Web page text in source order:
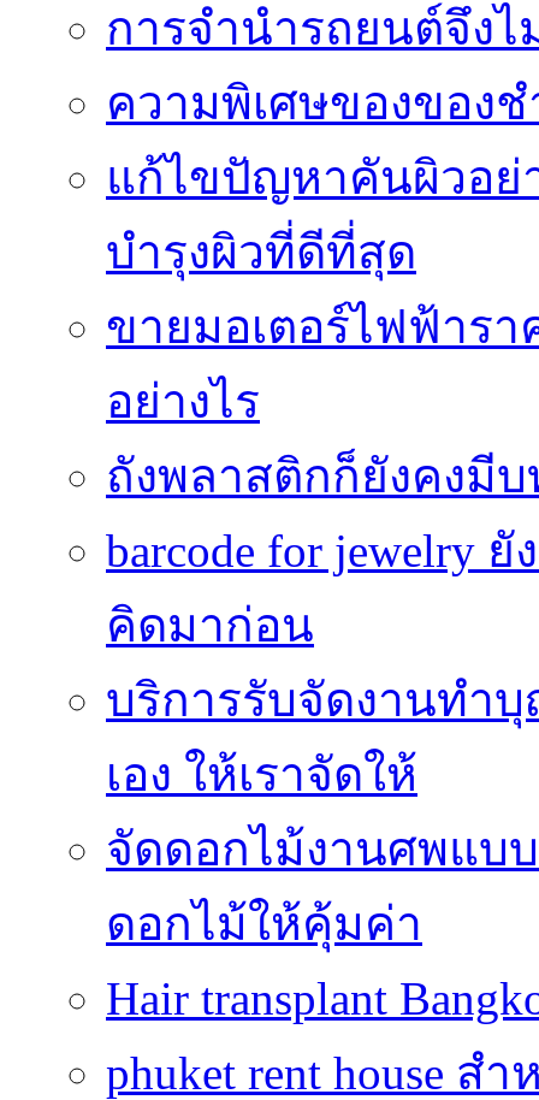
การจำนำรถยนต์จึงไ
ความพิเศษของของ
แก้ไขปัญหาคันผิวอ
บำรุงผิวที่ดีที่สุด
ขายมอเตอร์ไฟฟ้าร
อย่างไร
ถังพลาสติกก็ยังคงมี
barcode for jewelry
คิดมาก่อน
บริการรับจัดงานทำ
เอง ให้เราจัดให้
จัดดอกไม้งานศพแบ
ดอกไม้ให้คุ้มค่า
Hair transplant
phuket rent house